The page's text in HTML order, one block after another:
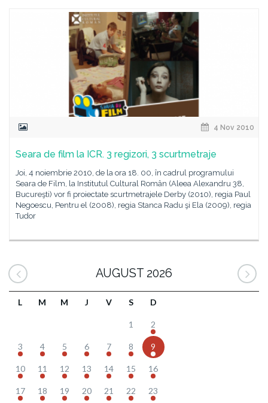
4 Nov 2010
Seara de film la ICR. 3 regizori, 3 scurtmetraje
Joi, 4 noiembrie 2010, de la ora 18. 00, în cadrul programului
Seara de Film, la Institutul Cultural Român (Aleea Alexandru 38,
Bucureşti) vor fi proiectate scurtmetrajele Derby (2010), regia Paul
Negoescu, Pentru el (2008), regia Stanca Radu şi Ela (2009), regia
Tudor
AUGUST 2026
L M M J V S D
1 2
3 4 5 6 7 8 9
10 11 12 13 14 15 16
17 18 19 20 21 22 23